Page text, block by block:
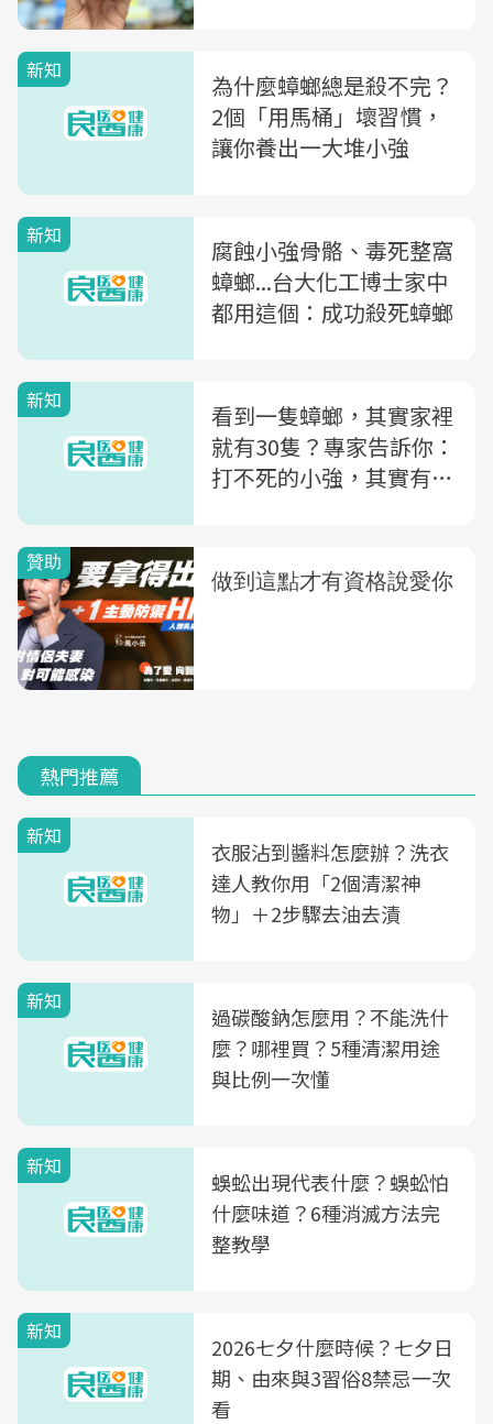
新知
為什麼蟑螂總是殺不完？
2個「用馬桶」壞習慣，
讓你養出一大堆小強
新知
腐蝕小強骨骼、毒死整窩
蟑螂...台大化工博士家中
都用這個：成功殺死蟑螂
新知
看到一隻蟑螂，其實家裡
就有30隻？專家告訴你：
打不死的小強，其實有個
熱門推薦
新知
衣服沾到醬料怎麼辦？洗衣
達人教你用「2個清潔神
物」＋2步驟去油去漬
新知
過碳酸鈉怎麼用？不能洗什
麼？哪裡買？5種清潔用途
與比例一次懂
新知
蜈蚣出現代表什麼？蜈蚣怕
什麼味道？6種消滅方法完
整教學
新知
2026七夕什麼時候？七夕日
期、由來與3習俗8禁忌一次
看